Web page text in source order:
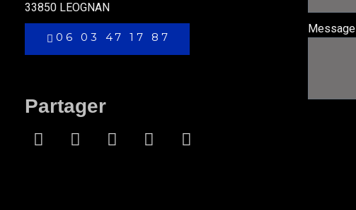
33850 LEOGNAN
06 03 47 17 87
Partager
Message